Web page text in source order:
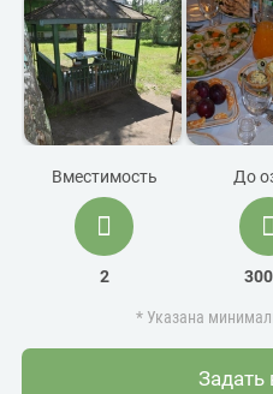
Вместимость
2
До
* Указана
Задать